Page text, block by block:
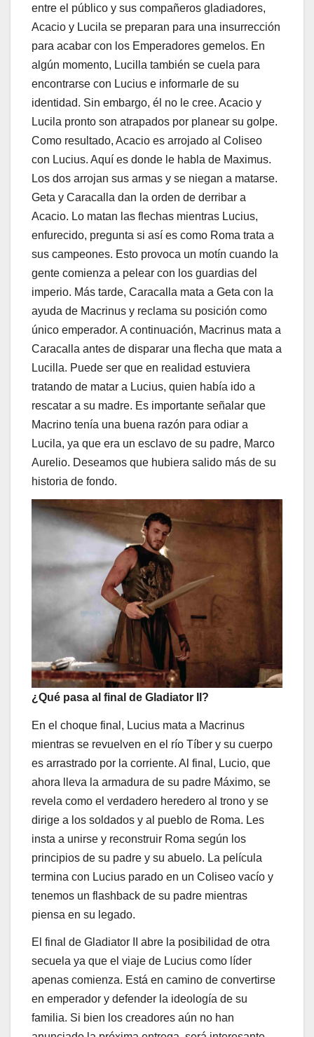
entre el público y sus compañeros gladiadores,
Acacio y Lucila se preparan para una insurrección
para acabar con los Emperadores gemelos. En
algún momento, Lucilla también se cuela para
encontrarse con Lucius e informarle de su
identidad. Sin embargo, él no le cree. Acacio y
Lucila pronto son atrapados por planear su golpe.
Como resultado, Acacio es arrojado al Coliseo
con Lucius. Aquí es donde le habla de Maximus.
Los dos arrojan sus armas y se niegan a matarse.
Geta y Caracalla dan la orden de derribar a
Acacio. Lo matan las flechas mientras Lucius,
enfurecido, pregunta si así es como Roma trata a
sus campeones. Esto provoca un motín cuando la
gente comienza a pelear con los guardias del
imperio. Más tarde, Caracalla mata a Geta con la
ayuda de Macrinus y reclama su posición como
único emperador. A continuación, Macrinus mata a
Caracalla antes de disparar una flecha que mata a
Lucilla. Puede ser que en realidad estuviera
tratando de matar a Lucius, quien había ido a
rescatar a su madre. Es importante señalar que
Macrino tenía una buena razón para odiar a
Lucila, ya que era un esclavo de su padre, Marco
Aurelio. Deseamos que hubiera salido más de su
historia de fondo.
¿Qué pasa al final de Gladiator II?
En el choque final, Lucius mata a Macrinus
mientras se revuelven en el río Tíber y su cuerpo
es arrastrado por la corriente. Al final, Lucio, que
ahora lleva la armadura de su padre Máximo, se
revela como el verdadero heredero al trono y se
dirige a los soldados y al pueblo de Roma. Les
insta a unirse y reconstruir Roma según los
principios de su padre y su abuelo. La película
termina con Lucius parado en un Coliseo vacío y
tenemos un flashback de su padre mientras
piensa en su legado.
El final de Gladiator II abre la posibilidad de otra
secuela ya que el viaje de Lucius como líder
apenas comienza. Está en camino de convertirse
en emperador y defender la ideología de su
familia. Si bien los creadores aún no han